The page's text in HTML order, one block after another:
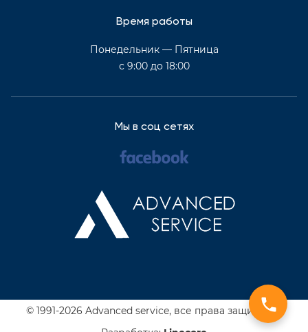
Время работы
Понедельник — Пятница
с 9:00 до 18:00
Мы в соц сетях
© 1991-2026 Advanced service, все права защищены